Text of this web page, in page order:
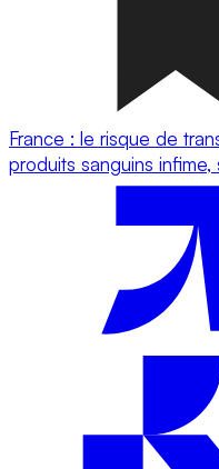
France : le risque de
produits sanguins